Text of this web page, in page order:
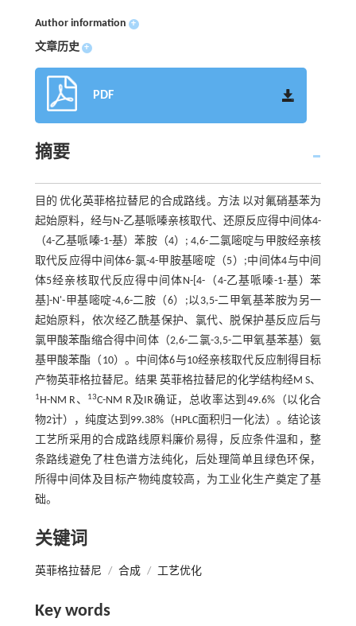
Author information +
文章历史 +
PDF
摘要
目的 优化英菲格拉替尼的合成路线。方法 以对氟硝基苯为
起始原料，经与N-乙基哌嗪亲核取代、还原反应得中间体4-
（4-乙基哌嗪-1-基）苯胺（4）; 4,6-二氯嘧啶与甲胺经亲核
取代反应得中间体6-氯-4-甲胺基嘧啶（5）;中间体4与中间
体5经亲核取代反应得中间体N-[4-（4-乙基哌嗪-1-基）苯
基]-N'-甲基嘧啶-4,6-二胺（6）;以3,5-二甲氧基苯胺为另一
起始原料，依次经乙酰基保护、氯代、脱保护基反应后与
氯甲酸苯酯缩合得中间体（2,6-二氯-3,5-二甲氧基苯基）氨
基甲酸苯酯（10）。中间体6与10经亲核取代反应制得目标
产物英菲格拉替尼。结果 英菲格拉替尼的化学结构经M S、
1H-NM R、 13C-NM R及IR确证，总收率达到49.6%（以化合
物2计），纯度达到99.38%（HPLC面积归一化法）。结论该
工艺所采用的合成路线原料廉价易得，反应条件温和，整
条路线避免了柱色谱方法纯化，后处理简单且绿色环保，
所得中间体及目标产物纯度较高，为工业化生产奠定了基
础。
关键词
英菲格拉替尼 / 合成 / 工艺优化
Key words